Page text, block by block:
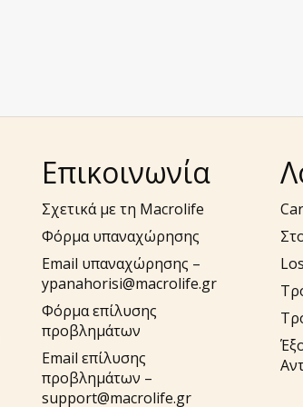
Επικοινωνία
Σχετικά με τη Macrolife
Φόρμα υπαναχώρησης
Email υπαναχώρησης –
ypanahorisi@macrolife.gr
Φόρμα επίλυσης
προβλημάτων
Email επίλυσης
προβλημάτων –
support@macrolife.gr